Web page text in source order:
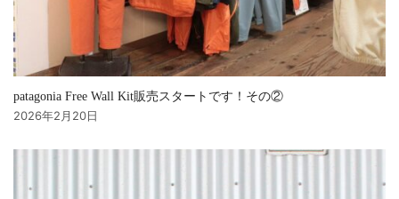
patagonia Free Wall Kit販売スタートです！その②
2026年2月20日